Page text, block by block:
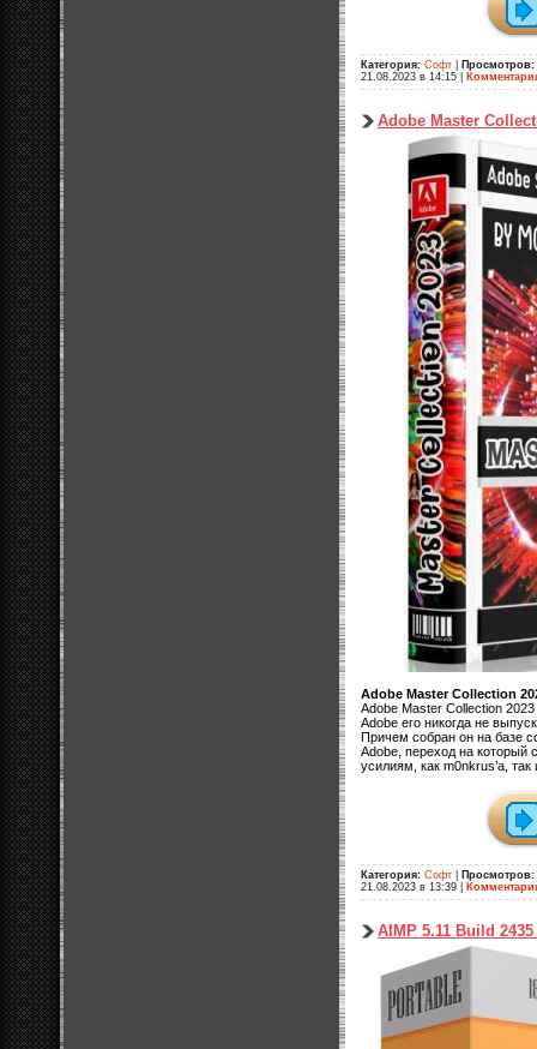
Категория: Софт Просмотров:
21.08.2023 в 14:15
Adobe Master
Adobe Master Collection
Adobe Master Collection
Adobe его никогда не
Причем собран он на базе
Adobe, переход на который
усилиям, как m0nkrus’a, так
Категория: Софт Просмотров:
21.08.2023 в 13:39
AIMP 5.11 Build